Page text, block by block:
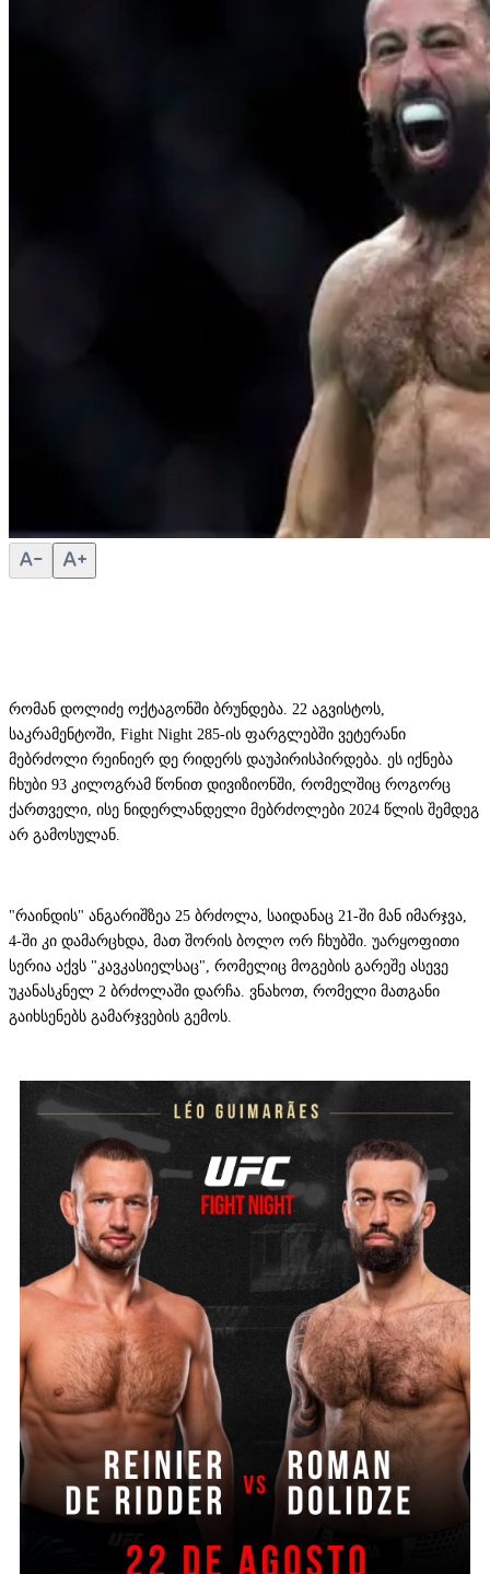
რომან დოლიძე ოქტაგონში ბრუნდება. 22 აგვისტოს,
საკრამენტოში, Fight Night 285-ის ფარგლებში ვეტერანი
მებრძოლი რეინიერ დე რიდერს დაუპირისპირდება. ეს იქნება
ჩხუბი 93 კილოგრამ წონით დივიზიონში, რომელშიც როგორც
ქართველი, ისე ნიდერლანდელი მებრძოლები 2024 წლის შემდეგ
არ გამოსულან.
"რაინდის" ანგარიშზეა 25 ბრძოლა, საიდანაც 21-ში მან იმარჯვა,
4-ში კი დამარცხდა, მათ შორის ბოლო ორ ჩხუბში. უარყოფითი
სერია აქვს "კავკასიელსაც", რომელიც მოგების გარეშე ასევე
უკანასკნელ 2 ბრძოლაში დარჩა. ვნახოთ, რომელი მათგანი
გაიხსენებს გამარჯვების გემოს.